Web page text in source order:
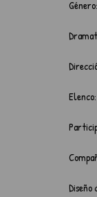
Diseño